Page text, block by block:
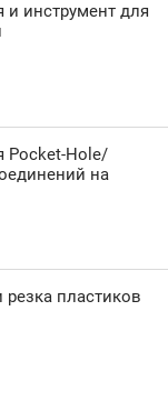
и инструмент для
Pocket-Hole/
на
пластиков